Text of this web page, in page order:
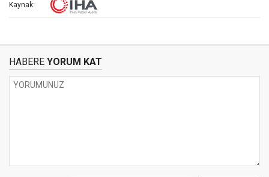
Kaynak:
HABERE YORUM KAT